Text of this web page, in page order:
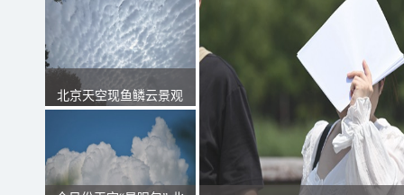
北京天空现鱼鳞云景观